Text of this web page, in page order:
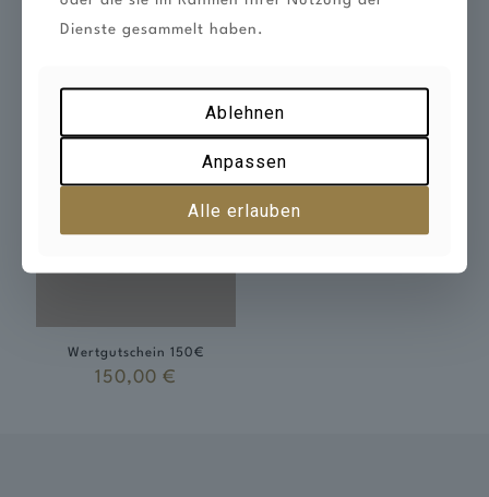
Wertgutschein 50 €
Wertgutschein 150€
150,00€
Dienste gesammelt haben.
Ablehnen
Anpassen
Alle erlauben